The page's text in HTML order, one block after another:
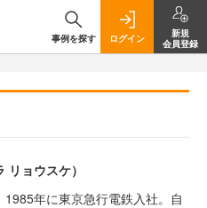
事例を探す ログイン
新規
会員登録
リョウスケ）
年に東京急行電鉄入社。自